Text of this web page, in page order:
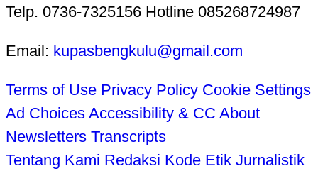
Telp. 0736-7325156 Hotline 085268724987
Email: kupasbengkulu@gmail.com
Terms of Use Privacy Policy Cookie Settings
Ad Choices Accessibility & CC About
Newsletters Transcripts
Tentang Kami Redaksi Kode Etik Jurnalistik